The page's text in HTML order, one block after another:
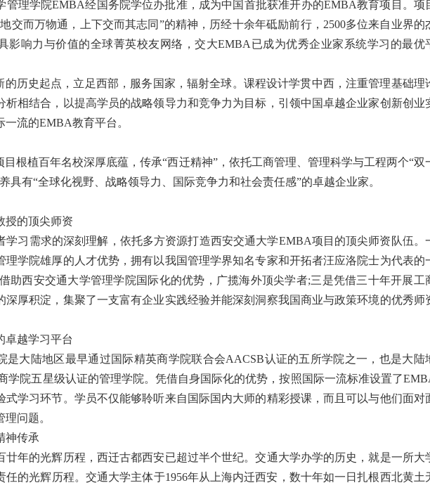
管理学院EMBA经国务院学位办批准，成为中国首批获准开办的EMBA教育项目。项
交而万物通，上下交而其志同”的精神，历经十余年砥励前行，2500多位来自业界的
影响力与价值的全球菁英校友网络，交大EMBA已成为优秀企业家系统学习的最优
的历史起点，立足西部，服务国家，辐射全球。课程设计学贯中西，注重管理基础理
析相结合，以提高学员的战略领导力和竞争力为目标，引领中国卓越企业家创新创业
流的EMBA教育平台。
根植百年名校深厚底蕴，传承“西迁精神”，依托工商管理、管理科学与工程两个“双
具有“全球化视野、战略领导力、国际竞争力和社会责任感”的卓越企业家。
授的顶尖师资
学习需求的深刻理解，依托多方资源打造西安交通大学EMBA项目的顶尖师资队伍。
理学院雄厚的人才优势，拥有以我国管理学界知名专家和开拓者汪应洛院士为代表的
助西安交通大学管理学院国际化的优势，广揽海外顶尖学者;三是凭借三十年开展工
深厚积淀，集聚了一支富有企业实践经验并能深刻洞察我国商业与政策环境的优秀师
卓越学习平台
是大陆地区最早通过国际精英商学院联合会AACSB认证的五所学院之一，也是大陆
学院五星级认证的管理学院。凭借自身国际化的优势，按照国际一流标准设置了
式学习环节。学员不仅能够聆听来自国际国内大师的精彩授课，而且可以与他们面对
问题。
神传承
廿年的光辉历程，西迁古都西安已超过半个世纪。交通大学办学的历史，就是一所大
任的光辉历程。交通大学主体于1956年从上海内迁西安，数十年如一日扎根西北黄土